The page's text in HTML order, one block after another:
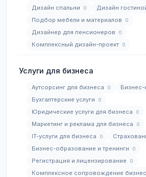
Дизайн спальни 0 Дизайн
Подбор мебели и материалов 0
Дизайнер для пенсионеров 0
Комплексный дизайн-проект 0
Услуги для бизнеса
Аутсорсинг для бизнеса 0 Бизнес-
Бухгалтерские услуги 0
Юридические услуги для бизнеса 0
Маркетинг и реклама для бизнеса 0
IT-услуги для бизнеса 0
Бизнес-образование и тренинги 0
Регистрация и лицензирование 0
Комплексное сопровождение